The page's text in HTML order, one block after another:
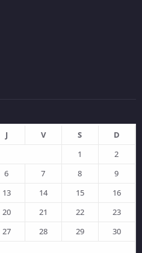
J V S
D
1
2
6 7 8
9
13 14 15
16
20 21 22
23
27 28 29
30